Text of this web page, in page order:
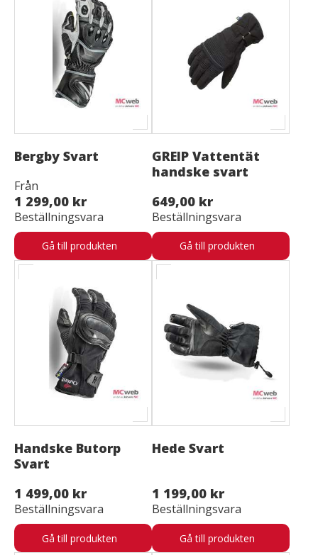
Bergby Svart
Från
1 299,00 kr
Beställningsvara
Gå till produkten
GREIP Vattentät
handske svart
649,00 kr
Beställningsvara
Gå till produkten
Handske Butorp
Svart
1 499,00 kr
Beställningsvara
Gå till produkten
Hede Svart
1 199,00 kr
Beställningsvara
Gå till produkten